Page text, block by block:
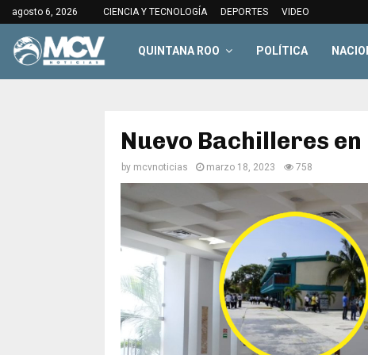
agosto 6, 2026 CIENCIA Y TECNOLOGÍA DEPORTES VIDEO
QUINTANA ROO POLÍTICA
Nuevo Bachilleres
by mcvnoticias marzo 18, 2023 758